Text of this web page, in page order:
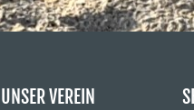
UNSER VEREIN